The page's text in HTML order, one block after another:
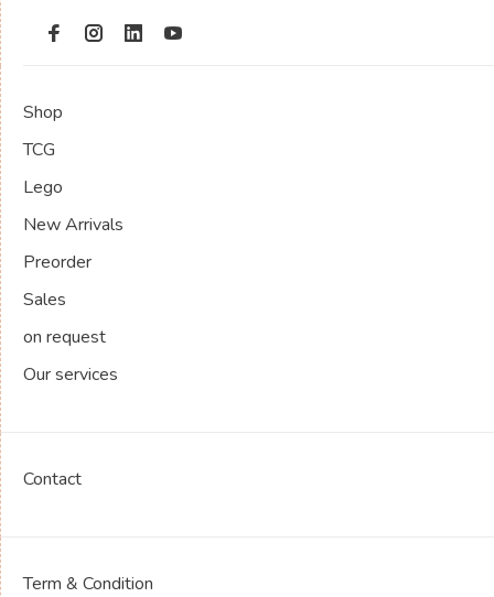
Shop
TCG
Lego
New Arrivals
Preorder
Sales
on request
Our services
Contact
Term & Condition